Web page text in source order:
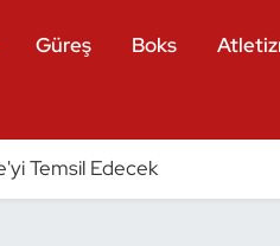
Güreş Boks
Temsil Edecek